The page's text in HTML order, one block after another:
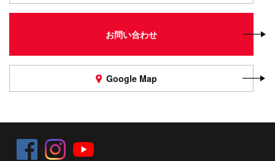
お問い合わせ
Google Map